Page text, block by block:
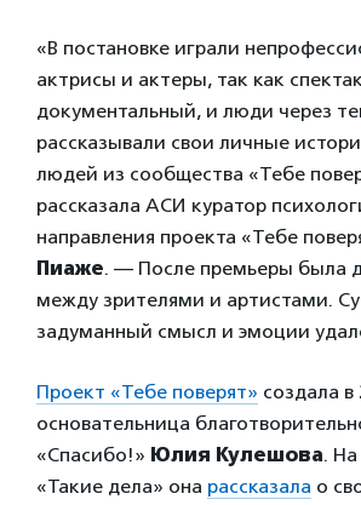
«В постановке играли
актрисы и актеры, так как
документальный, и люди через
рассказывали свои личные
людей из сообщества «Тебе
рассказала АСИ куратор
направления проекта «Тебе
Пиаже. — После премьеры была
между зрителями и артистами.
задуманный смысл и эмоции
Проект «Тебе поверят» создала в
основательница
«Спасибо!» Юлия Кулешова.
«Такие дела» она рассказала о